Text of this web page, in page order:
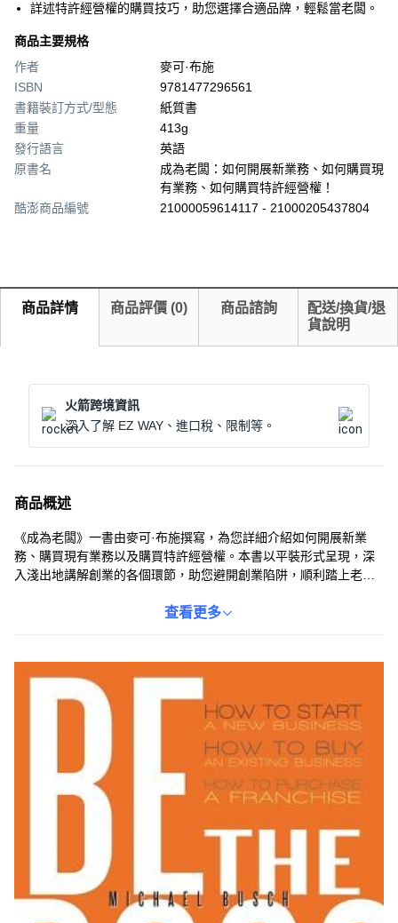
詳述特許經營權的購買技巧，助您選擇合適品牌，輕鬆當老闆。
商品主要規格
作者
麥可·布施
ISBN
9781477296561
書籍裝訂方式/型態
紙質書
重量
413g
發行語言
英語
原書名
成為老闆：如何開展新業務、如何購買現
有業務、如何購買特許經營權！
酷澎商品編號
21000059614117 - 21000205437804
商品詳情 商品評價 (0) 商品諮詢
配送/換貨/退
貨說明
火箭跨境資訊
深入了解 EZ WAY、進口稅、限制等。
商品概述
《成為老闆》一書由麥可·布施撰寫，為您詳細介紹如何開展新業
務、購買現有業務以及購買特許經營權。本書以平裝形式呈現，深
入淺出地講解創業的各個環節，助您避開創業陷阱，順利踏上老闆
為您提供全方位的創業指導。無論您是初次創業還是尋求擴張，本
查看更多